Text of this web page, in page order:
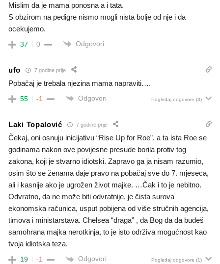
Mislim da je mama ponosna a i tata.
S obzirom na pedigre nismo mogli nista bolje od nje i da
ocekujemo.
37 0 Odgovori
ufo 7 godine prije
Pobačaj je trebala njezina mama napraviti….
55 -1 Odgovori Pogledaj odgovore (3)
Laki Topalović 7 godine prije
Čekaj, oni osnuju inicijativu “Rise Up for Roe”, a ta ista Roe se
godinama nakon ove povijesne presude borila protiv tog
zakona, koji je stvarno idiotski. Zapravo ga ja nisam razumio,
osim što se ženama daje pravo na pobačaj sve do 7. mjeseca,
ali i kasnije ako je ugrožen život majke. …Čak i to je nebitno.
Odvratno, da ne može biti odvratnije, je čista surova
ekonomska računica, usput pobijena od više stručnih agencija,
timova i ministarstava. Chelsea “draga” , da Bog da da budeš
samohrana majka nerotkinja, to je isto održiva mogućnost kao
tvoja idiotska teza.
19 -1 Odgovori Pogledaj odgovore (1)